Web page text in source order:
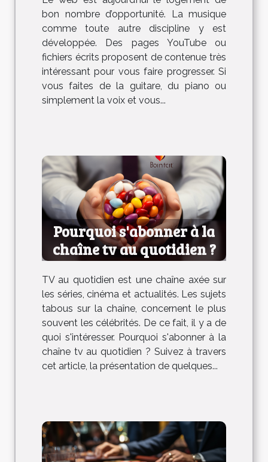
bon nombre d’opportunité. La musique
comme toute autre discipline y est
développée. Des pages YouTube ou
fichiers écrits proposent de contenue très
intéressant pour vous faire progresser. Si
vous faites de la guitare, du piano ou
simplement la voix et vous...
Pourquoi s'abonner à la
chaîne tv au quotidien ?
TV au quotidien est une chaîne axée sur
les séries, cinéma et actualités. Les sujets
tabous sur la chaîne, concernent le plus
souvent les célébrités. De ce fait, il y a de
quoi s'intéresser. Pourquoi s'abonner à la
chaîne tv au quotidien ? Suivez à travers
cet article, la présentation de quelques...